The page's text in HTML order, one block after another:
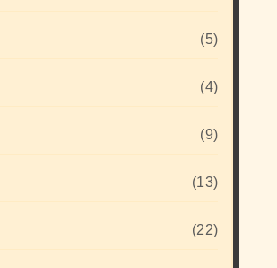
(5)
(4)
(9)
(13)
(22)